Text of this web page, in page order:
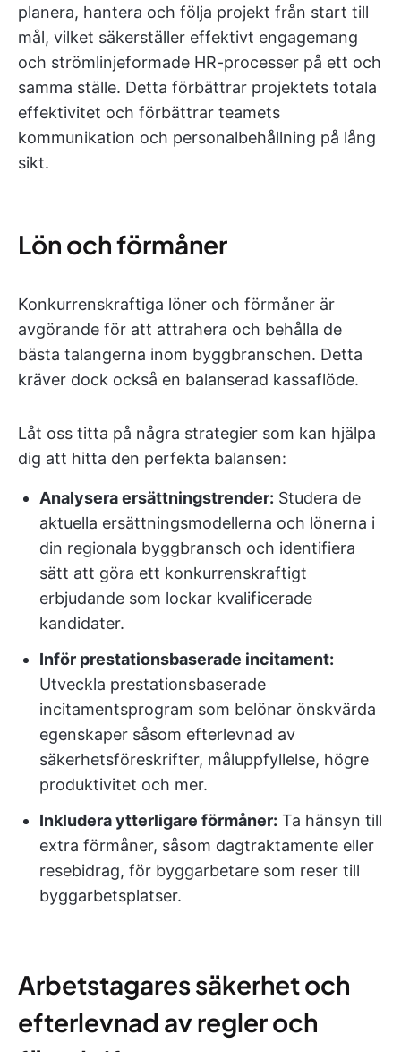
planera, hantera och följa projekt från start till
mål, vilket säkerställer effektivt engagemang
och strömlinjeformade HR-processer på ett och
samma ställe. Detta förbättrar projektets totala
effektivitet och förbättrar teamets
kommunikation och personalbehållning på lång
sikt.
Lön och förmåner
Konkurrenskraftiga löner och förmåner är
avgörande för att attrahera och behålla de
bästa talangerna inom byggbranschen. Detta
kräver dock också en balanserad kassaflöde.
Låt oss titta på några strategier som kan hjälpa
dig att hitta den perfekta balansen:
Analysera ersättningstrender: Studera de
aktuella ersättningsmodellerna och lönerna i
din regionala byggbransch och identifiera
sätt att göra ett konkurrenskraftigt
erbjudande som lockar kvalificerade
kandidater.
Inför prestationsbaserade incitament:
Utveckla prestationsbaserade
incitamentsprogram som belönar önskvärda
egenskaper såsom efterlevnad av
säkerhetsföreskrifter, måluppfyllelse, högre
produktivitet och mer.
Inkludera ytterligare förmåner: Ta hänsyn till
extra förmåner, såsom dagtraktamente eller
resebidrag, för byggarbetare som reser till
byggarbetsplatser.
Arbetstagares säkerhet och
efterlevnad av regler och